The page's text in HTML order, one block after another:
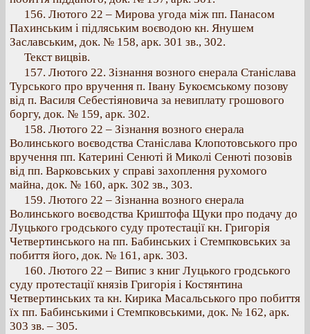
156. Лютого 22 – Мирова угода між пп. Панасом
Пахинським і підляським воєводою кн. Янушем
Заславським, док. № 158, арк. 301 зв., 302.
Текст вицвів.
157. Лютого 22. Зізнання возного єнерала Станіслава
Турського про вручення п. Івану Букоємському позову
від п. Василя Себестіяновича за невиплату грошового
боргу, док. № 159, арк. 302.
158. Лютого 22 – Зізнання возного єнерала
Волинського воєводства Станіслава Клопотовського про
вручення пп. Катерині Сенюті й Миколі Сенюті позовів
від пп. Варковських у справі захоплення рухомого
майна, док. № 160, арк. 302 зв., 303.
159. Лютого 22 – Зізнанна возного єнерала
Волинського воєводства Криштофа Щуки про подачу до
Луцького гродського суду протестації кн. Григорія
Четвертинського на пп. Бабинських і Стемпковських за
побиття його, док. № 161, арк. 303.
160. Лютого 22 – Випис з книг Луцького гродського
суду протестації князів Григорія і Костянтина
Четвертинських та кн. Кирика Масальського про побиття
їх пп. Бабинськими і Стемпковськими, док. № 162, арк.
303 зв. – 305.